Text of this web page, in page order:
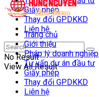
Giấy phép
Thay đổi GPDKKD
Liên hệ
No Result
View All Result
Trang chủ
Giới thiệu
Pháp lý doanh nghiệp
Tư vấn dự án đầu tư
Giấy phép
Thay đổi GPDKKD
Liên hệ